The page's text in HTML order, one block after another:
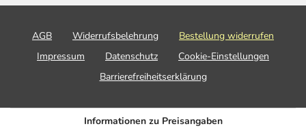
AGB Widerrufsbelehrung
Bestellung widerrufen
Impressum
Datenschutz
Cookie-Einstellungen
Barrierefreiheitserklärung
Informationen zu Preisangaben